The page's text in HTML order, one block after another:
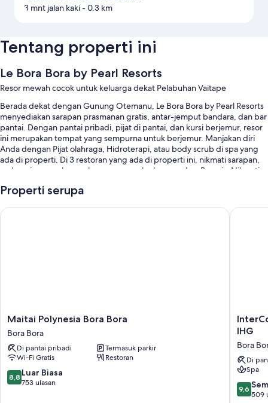
3 mnt jalan kaki- 0.3 km
Tentang properti ini
Le Bora Bora by Pearl Resorts
Resor mewah cocok untuk keluarga dekat Pelabuhan Vaitape
Berada dekat dengan Gunung Otemanu, Le Bora Bora by Pearl Resorts
menyediakan sarapan prasmanan gratis, antar-jemput bandara, dan bar
pantai. Dengan pantai pribadi, pijat di pantai, dan kursi berjemur, resor
ini merupakan tempat yang sempurna untuk berjemur. Manjakan diri
Anda dengan Pijat olahraga, Hidroterapi, atau body scrub di spa yang
ada di properti. Di 3 restoran yang ada di properti ini, nikmati sarapan,
makan siang, makan malam, menu anak, dan masakan Prancis. Nikmati
bersnorkel. Tetap terhubung dengan akses Internet nirkabel gratis,
perangkat), dan tamu dapat menemukan fasilitas lainnya seperti bar
Staf multibahasa, handuk pantai, dan payung pantai
Dispenser air, toko souvenir, dan buku
Ulasan tamu memberikan nilai yang baik untuk staf
Fitur kamar
Semua kamar 107 mempunyai kenyamanan seperti layanan kamar 24 jam
dan seprai premium, serta manfaat seperti balkon berperabot dan
Properti serupa
Maitai
Polynesia
Bora
Bora
Bora
Bora
Maitai Polynesia Bora Bora
Bora Bora
Di pantai pribadi
Termasuk parkir
Wi-Fi Gratis
Restoran
8.8
dari
8,8 Luar Biasa
753 ulasan
Maitai Polynesia Bora Bora
Bora
Le
Moana
Resort
by
IHG
IHG
Bora
Di
Spa
9.6
dari
9,6
509